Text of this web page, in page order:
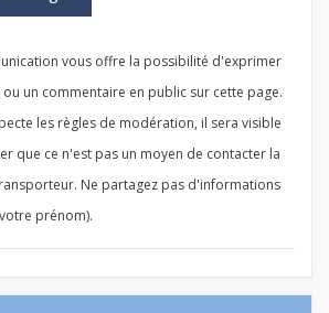
vous offre la possibilité d'exprimer
un commentaire en public sur cette page.
les règles de modération, il sera visible
que ce n'est pas un moyen de contacter la
Ne partagez pas d'informations
prénom).